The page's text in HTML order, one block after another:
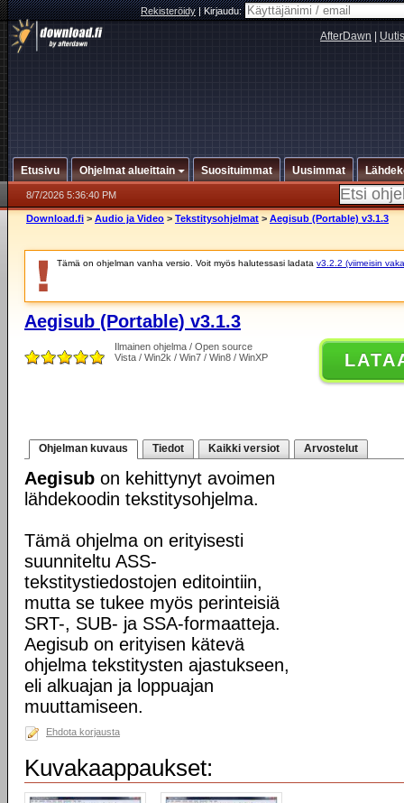
Rekisteröidy|Kirjaudu:
AfterDawn
Etusivu Ohjelmat alueittain Suosituimmat Uusimmat
8/7/2026 5:36:40 PM
Download.fi > Audio ja Video > Tekstitysohjelmat > Aegisub (Portable) v3.1.3
Tämä on ohjelman vanha versio. Voit myös halutessasi ladata v3.2.2 (viimeisin
Aegisub (Portable) v3.1.3
Ilmainen ohjelma / Open source
Vista / Win2k / Win7 / Win8 / WinXP
Ohjelman kuvaus Tiedot Kaikki versiot Arvostelut
Aegisub on kehittynyt avoimen
lähdekoodin tekstitysohjelma.
Tämä ohjelma on erityisesti
suunniteltu ASS-
tekstitystiedostojen editointiin,
mutta se tukee myös perinteisiä
SRT-, SUB- ja SSA-formaatteja.
Aegisub on erityisen kätevä
ohjelma tekstitysten ajastukseen,
eli alkuajan ja loppuajan
muuttamiseen.
Ehdota korjausta
Kuvakaappaukset: